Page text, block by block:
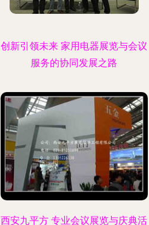
创新引领未来 家用电器展览与会议
服务的协同发展之路
西安九平方 专业会议展览与庆典活